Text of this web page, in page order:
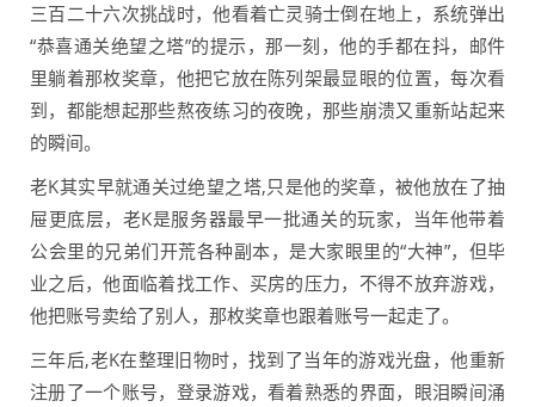
三百二十六次挑战时，他看着亡灵骑士倒在地上，系统弹出
“恭喜通关绝望之塔”的提示，那一刻，他的手都在抖，邮件
里躺着那枚奖章，他把它放在陈列架最显眼的位置，每次看
到，都能想起那些熬夜练习的夜晚，那些崩溃又重新站起来
的瞬间。
老K其实早就通关过绝望之塔,只是他的奖章，被他放在了抽
屉更底层，老K是服务器最早一批通关的玩家，当年他带着
公会里的兄弟们开荒各种副本，是大家眼里的“大神”，但毕
业之后，他面临着找工作、买房的压力，不得不放弃游戏，
他把账号卖给了别人，那枚奖章也跟着账号一起走了。
三年后,老K在整理旧物时，找到了当年的游戏光盘，他重新
注册了一个账号，登录游戏，看着熟悉的界面，眼泪瞬间涌